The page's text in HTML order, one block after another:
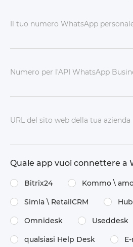
Il tuo numero WhatsApp
Numero per l'API WhatsApp
URL del sito web della tua azienda
Quale app vuoi connettere a
Bitrix24 Kommo \​
Simla \​ RetailCRM
Omnidesk Useddesk
qualsiasi Help Desk